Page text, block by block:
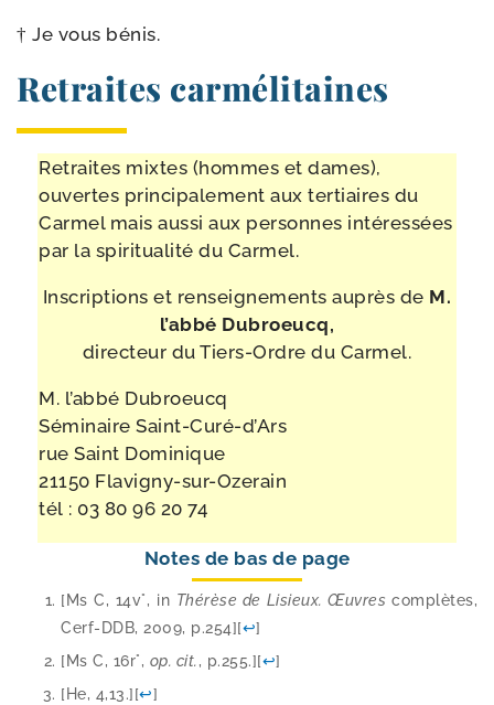
† Je vous bénis.
Retraites carmélitaines
Retraites mixtes (hommes et dames),
ouvertes prin­ci­pa­le­ment aux ter­tiaires du
Carmel mais aus­si aux per­sonnes inté­res­sées
par la spi­ri­tua­li­té du Carmel.
Inscriptions et ren­sei­gne­ments auprès de M.
l’ab­bé Dubroeucq,
direc­teur du Tiers-​Ordre du Carmel.
M. l’ab­bé Dubroeucq
Séminaire Saint-​Curé-​d’Ars
rue Saint Dominique
21150 Flavigny-​sur-​Ozerain
tél : 03 80 96 20 74
Notes de bas de page
[Ms C, 14v°, in Thérèse de Lisieux. Œuvres com­plètes,
Cerf-​DDB, 2009, p.254][↩]
[Ms C, 16r°, op. cit., p.255.][↩]
[He, 4,13.][↩]